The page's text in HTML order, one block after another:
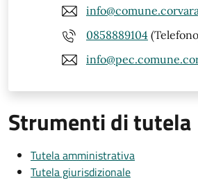
0858889104
Strumenti di tutela
Tutela amministrativa
Tutela giurisdizionale